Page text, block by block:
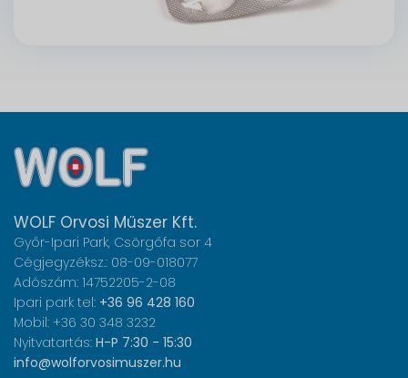
WOLF Orvosi Műszer Kft.
Győr-Ipari Park, Csörgőfa sor 4
Cégjegyzéksz.: 08-09-018077
Adószám: 14752205-2-08
Ipari park tel: +36 96 428 160
Mobil: +36 30 348 3232
Nyitvatartás: H-P 7:30 - 15:30
info@wolforvosimuszer.hu